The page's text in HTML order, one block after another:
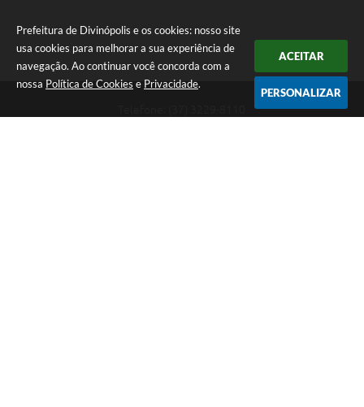
Prefeitura de Divinópolis e os cookies: nosso site
usa cookies para melhorar a sua experiência de
navegação. Ao continuar você concorda com a
nossa Política de Cookies e Privacidade.
ACEITAR
PERSONALIZAR